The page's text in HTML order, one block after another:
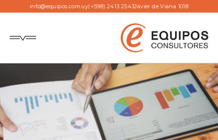
info@equipos.com.uy(+598) 2413 2543Javier de Viana 1018